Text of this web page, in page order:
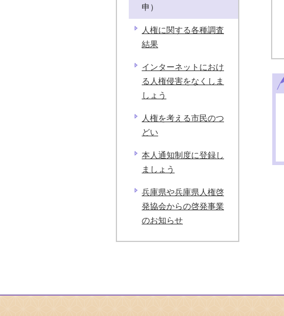
申）
人権に関する各種調査
結果
インターネットにおけ
る人権侵害をなくしま
しょう
人権を考える市民のつ
どい
本人通知制度に登録し
ましょう
兵庫県や兵庫県人権啓
発協会からの啓発事業
のお知らせ